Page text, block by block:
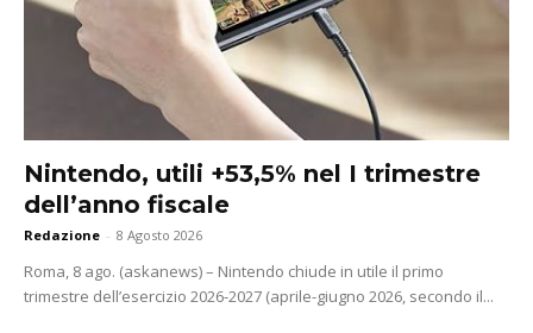
Nintendo, utili +53,5% nel I trimestre
dell’anno fiscale
Redazione - 8 Agosto 2026
Roma, 8 ago. (askanews) – Nintendo chiude in utile il primo
trimestre dell’esercizio 2026-2027 (aprile-giugno 2026, secondo il...